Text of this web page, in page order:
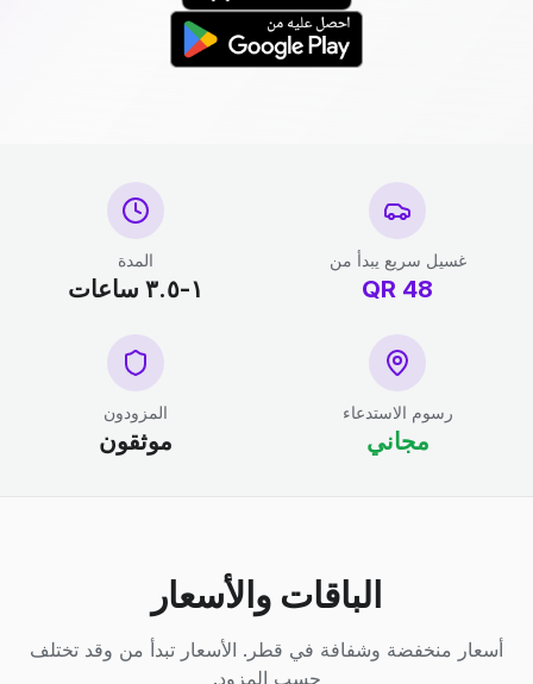
غسيل سريع يبدأ من
48
QR
المدة
١-٣.٥ ساعات
رسوم الاستدعاء
مجاني
المزودون
موثقون
الباقات والأسعار
أسعار منخفضة وشفافة في قطر. الأسعار تبدأ من وقد تختلف
حسب المزود.